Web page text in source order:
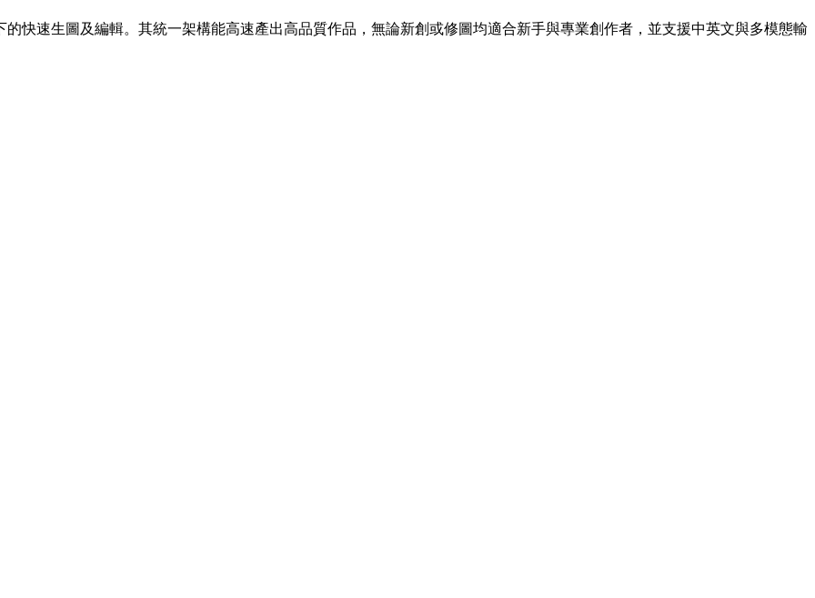
的快速生圖及編輯。其統一架構能高速產出高品質作品，無論新創或修圖均適合新手與專業創作者，並支援中英文與多模態輸